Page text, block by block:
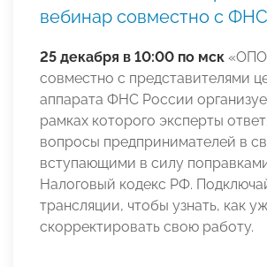
вебинар совместно с
25 декабря в 10:00 по мск
совместно с представителями
аппарата ФНС России
рамках которого эксперты
вопросы предпринимателей в
вступающими в силу
Налоговый кодекс РФ.
трансляции, чтобы узнать, как
скорректировать свою работу.